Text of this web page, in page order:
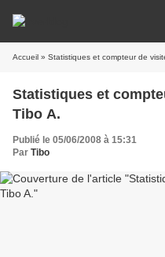
Accueil » Statistiques et compteur de
Statistiques et
Tibo A.
Publié le 05/06/2008 à 15:31
Par Tibo